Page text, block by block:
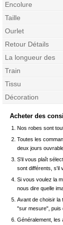
Encolure
Taille
Ourlet
Retour Détails
La longueur des
manches
Train
Tissu
Décoration
Acheter des
Nos robes sont
Toutes les
deux jours
S'il vous plaît
sont différents, s'il
Si vous voulez la
nous dire quelle
Avant de choisir la
"sur mesure", puis
Généralement, les